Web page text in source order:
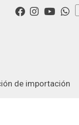
de importación